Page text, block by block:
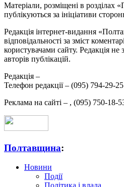
Матеріали, розміщені в розділах
публікуються за ініціативи
Редакція інтернет-видання
відповідальності за зміст
користувачами сайту. Редакція не
авторів публікацій.
Редакція –
Телефон редакції – (095) 794-29-25
Реклама на сайті – , (095) 750-18-
Полтавщина:
Новини
Події